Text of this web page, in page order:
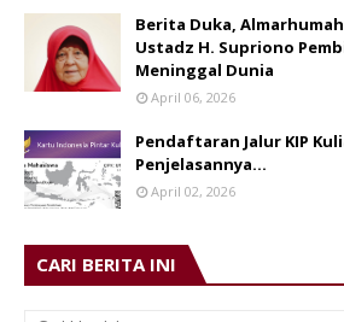
Berita Duka,
Ustadz H. Supriono
Meninggal Dunia
April 06, 2026
Pendaftaran Jalur KIP
Penjelasannya…
April 02, 2026
CARI BERITA INI